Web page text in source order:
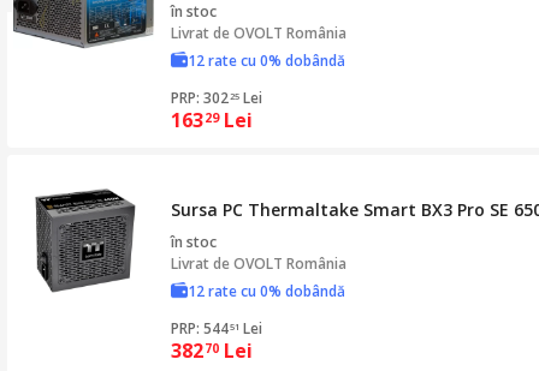
în stoc
Livrat deOVOLT România
12 rate cu 0% dobândă
PRP: 30225 Lei
16329 Lei
Sursa PC Thermaltake Smart BX3 Pro SE
în stoc
Livrat deOVOLT România
12 rate cu 0% dobândă
PRP: 54451 Lei
38270 Lei